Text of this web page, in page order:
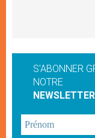
S'ABONNER
NOTRE